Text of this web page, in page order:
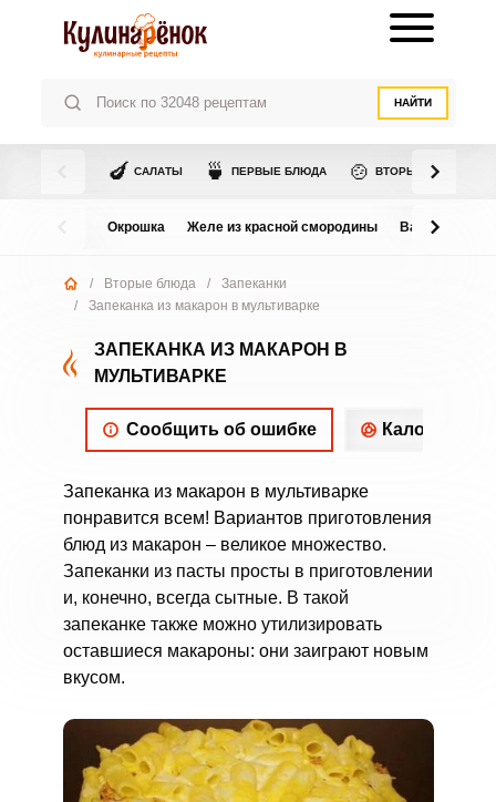
НАЙТИ
🍆 САЛАТЫ 🍵 ПЕРВЫЕ БЛЮДА 🍲 ВТОРЫЕ БЛЮДА
Окрошка Желе из красной смородины Варенье из
/ Вторые блюда /
Запеканки
/
Запеканка из макарон в мультиварке
ЗАПЕКАНКА ИЗ МАКАРОН В
МУЛЬТИВАРКЕ
Сообщить об ошибке
Запеканка из макарон в мультиварке
понравится всем! Вариантов приготовления
блюд из макарон – великое множество.
Запеканки из пасты просты в приготовлении
и, конечно, всегда сытные. В такой
запеканке также можно утилизировать
оставшиеся макароны: они заиграют новым
вкусом.